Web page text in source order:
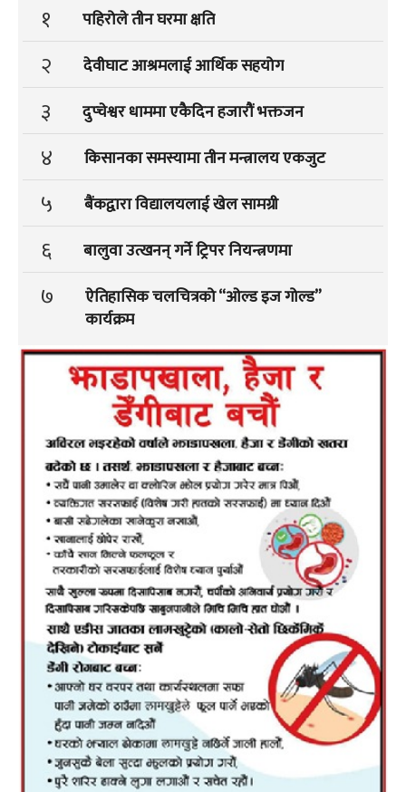
१ पहिरोले तीन घरमा क्षति
२ देवीघाट आश्रमलाई आर्थिक सहयोग
३ दुप्चेश्वर धाममा एकैदिन हजारौं भक्तजन
४ किसानका समस्यामा तीन मन्त्रालय एकजुट
५ बैंकद्वारा विद्यालयलाई खेल सामग्री
६ बालुवा उत्खनन् गर्ने ट्रिपर नियन्त्रणमा
७
ऐतिहासिक चलचित्रको “ओल्ड इज गोल्ड”
कार्यक्रम